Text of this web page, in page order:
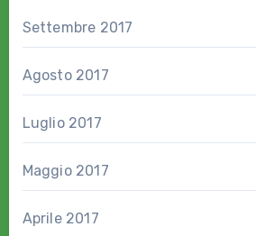
Settembre 2017
Agosto 2017
Luglio 2017
Maggio 2017
Aprile 2017